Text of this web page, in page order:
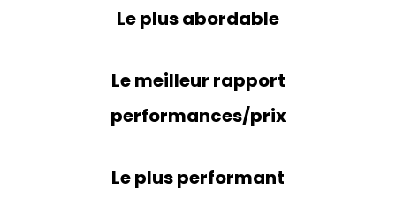
Le plus abordable
Le meilleur rapport
performances/prix
Le plus performant